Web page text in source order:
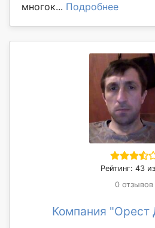
многок... Подробнее
Рейтинг: 43
0 отзывов
Компания "Орест